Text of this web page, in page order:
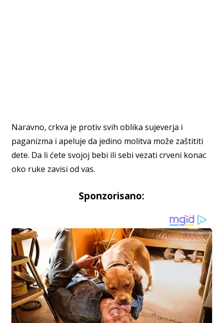
Naravno, crkva je protiv svih oblika sujeverja i
paganizma i apeluje da jedino molitva može zaštititi
dete. Da li ćete svojoj bebi ili sebi vezati crveni konac
oko ruke zavisi od vas.
Sponzorisano: